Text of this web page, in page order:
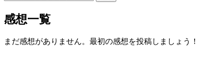
感想一覧
まだ感想がありません。最初の感想を投稿しましょう！